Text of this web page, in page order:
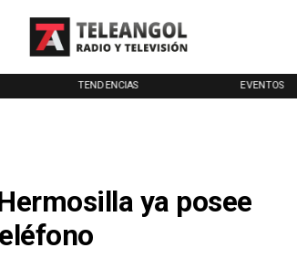
TENDENCIAS EVENTOS
ya posee